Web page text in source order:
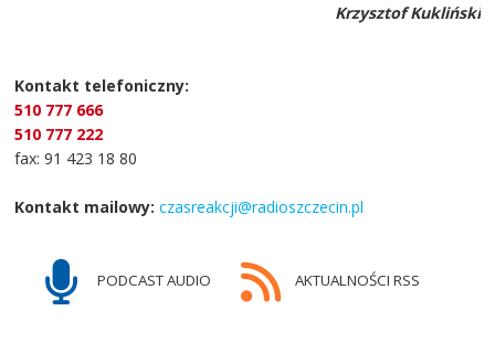
Krzysztof Kukliński
Kontakt telefoniczny:
510 777 666
510 777 222
fax: 91 423 18 80
Kontakt mailowy: czasreakcji@radioszczecin.pl
PODCAST AUDIO AKTUALNOŚCI RSS